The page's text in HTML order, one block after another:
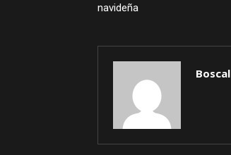
navideña
Boscal